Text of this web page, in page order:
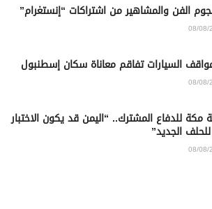
الفن والمشاهير من اشتراكات “إنستغرام”
السيارات تفاقم معاناة سكان إسطنبول
مكة للدفاع المشترك.. “اليمن قد يكون الاختبار
الجديد”